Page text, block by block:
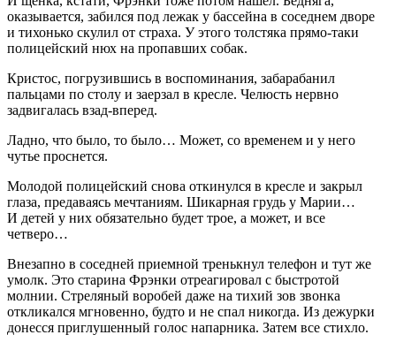
оказывается, забился под лежак у бассейна в соседнем дворе
и тихонько скулил от страха. У этого толстяка прямо-таки
полицейский нюх на пропавших собак.
Кристос, погрузившись в воспоминания, забарабанил
пальцами по столу и заерзал в кресле. Челюсть нервно
задвигалась взад-вперед.
Ладно, что было, то было… Может, со временем и у него
чутье проснется.
Молодой полицейский снова откинулся в кресле и закрыл
глаза, предаваясь мечтаниям. Шикарная грудь у Марии…
И детей у них обязательно будет трое, а может, и все
четверо…
Внезапно в соседней приемной тренькнул телефон и тут же
умолк. Это старина Фрэнки отреагировал с быстротой
молнии. Стреляный воробей даже на тихий зов звонка
откликался мгновенно, будто и не спал никогда. Из дежурки
донесся приглушенный голос напарника. Затем все стихло.